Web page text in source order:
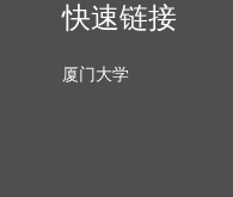
快速链接
厦门大学